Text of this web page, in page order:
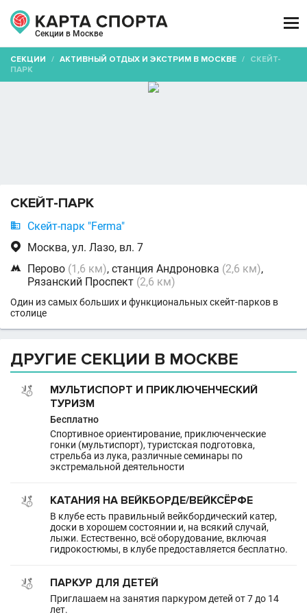
Секции в Москве

СЕКЦИИ / АКТИВНЫЙ ОТДЫХ И ЭКСТРИМ В МОСКВЕ / СКЕЙТ-
ПАРК
СКЕЙТ-ПАРК
 Скейт-парк "Ferma"
 Москва, ул. Лазо, вл. 7
 Перово (1,6 км), станция Андроновка (2,6 км),
Рязанский Проспект (2,6 км)
Один из самых больших и функциональных скейт-парков в
столице
ДРУГИЕ СЕКЦИИ В МОСКВЕ
МУЛЬТИСПОРТ И ПРИКЛЮЧЕНЧЕСКИЙ
ТУРИЗМ
Бесплатно
Спортивное ориентирование, приключенческие
гонки (мультиспорт), туристская подготовка,
стрельба из лука, различные семинары по
экстремальной деятельности
КАТАНИЯ НА ВЕЙКБОРДЕ/ВЕЙКСЁРФЕ
В клубе есть правильный вейкбордический катер,
доски в хорошем состоянии и, на всякий случай,
лыжи. Естественно, всё оборудование, включая
гидрокостюмы, в клубе предоставляется бесплатно.
ПАРКУР ДЛЯ ДЕТЕЙ
Приглашаем на занятия паркуром детей от 7 до 14
лет.